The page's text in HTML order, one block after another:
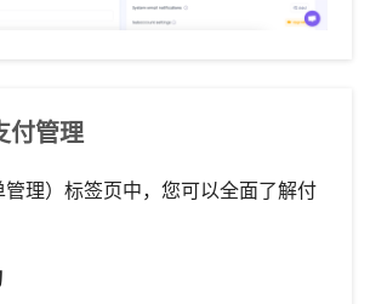
付管理
管理）标签页中，您可以全面了解付